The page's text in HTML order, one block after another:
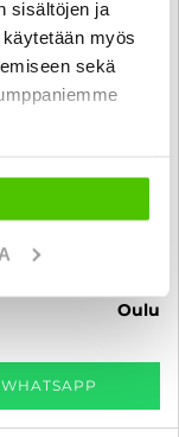
sisältöjen ja
myös
sekä
/ Jakohihna tehty
oulu
WHATSAPP